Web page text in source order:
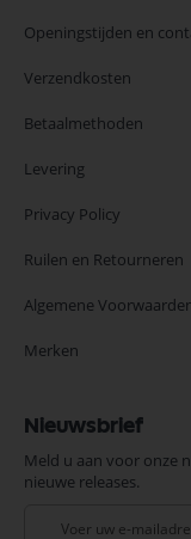
Openingstijden en
Verzendkosten
Betaalmethoden
Levering
Privacy Policy
Ruilen en Retourneren
Algemene
Merken
Nieuwsbrief
Meld u aan voor onze
nieuwe releases.